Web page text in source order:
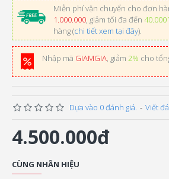
Miễn phí vận chuyển cho đơn
1.000.000, giảm tối đa đến
hàng (chi tiết xem tại đây).
Nhập mã GIAMGIA, giảm 2% cho
Dựa vào 0 đánh giá. - Viết
4.500.000đ
CÙNG NHÃN HIỆU